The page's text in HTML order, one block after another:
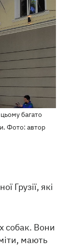
багато
Фото: автор
Грузії, які
собак. Вони
мають